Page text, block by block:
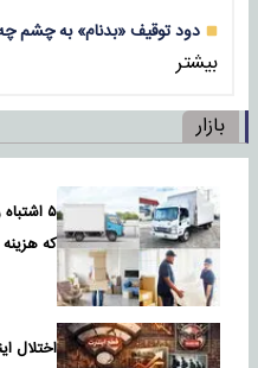
دود توقیف «بدنام» به چشم
بیشتر
بازار
۵
که
اختلال